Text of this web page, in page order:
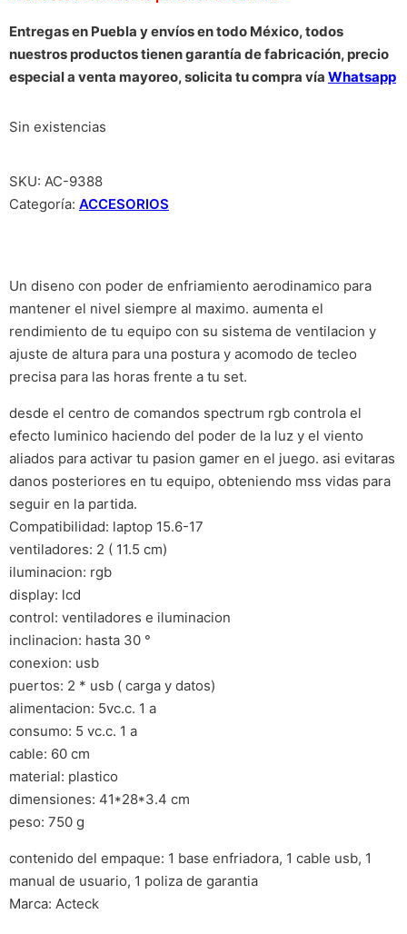
Entregas en Puebla y envíos en todo México, todos
nuestros productos tienen garantía de fabricación, precio
especial a venta mayoreo, solicita tu compra vía Whatsapp
Sin existencias
SKU: AC-9388
Categoría: ACCESORIOS
Un diseno con poder de enfriamiento aerodinamico para
mantener el nivel siempre al maximo. aumenta el
rendimiento de tu equipo con su sistema de ventilacion y
ajuste de altura para una postura y acomodo de tecleo
precisa para las horas frente a tu set.
desde el centro de comandos spectrum rgb controla el
efecto luminico haciendo del poder de la luz y el viento
aliados para activar tu pasion gamer en el juego. asi evitaras
danos posteriores en tu equipo, obteniendo mss vidas para
seguir en la partida.
Compatibilidad: laptop 15.6-17
ventiladores: 2 ( 11.5 cm)
iluminacion: rgb
display: lcd
control: ventiladores e iluminacion
inclinacion: hasta 30 °
conexion: usb
puertos: 2 * usb ( carga y datos)
alimentacion: 5vc.c. 1 a
consumo: 5 vc.c. 1 a
cable: 60 cm
material: plastico
dimensiones: 41*28*3.4 cm
peso: 750 g
contenido del empaque: 1 base enfriadora, 1 cable usb, 1
manual de usuario, 1 poliza de garantia
Marca: Acteck